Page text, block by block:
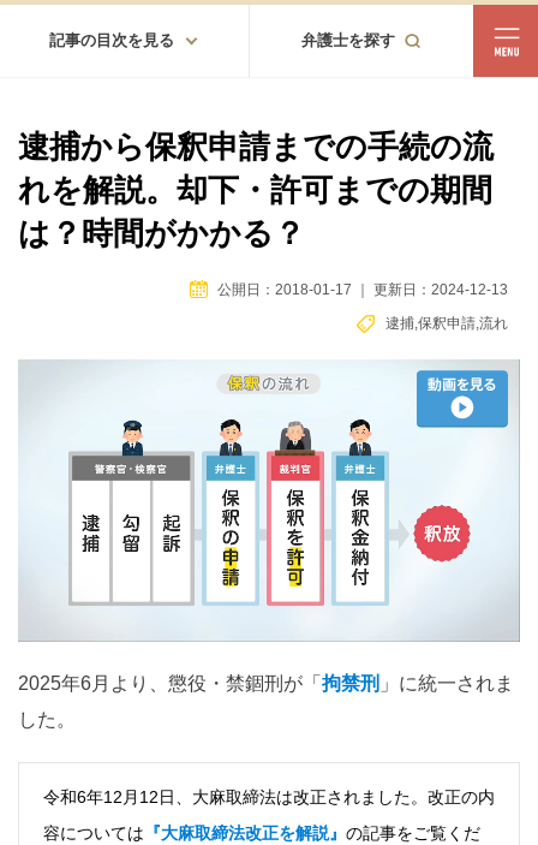
記事の目次を見る 弁護士を探す
都道府県から探す
北海道・東北
北海道 青森 岩手 宮城
長野
栃木 埼玉 千葉 東京 神奈川
静岡 愛知 三重
中国
鳥取
逮捕から保釈申請までの手続の流
れを解説。却下・許可までの期間
は？時間がかかる？
公開日：2018-01-17 更新日：2024-12-13
逮捕,保釈申請,流れ
2025年6月より、懲役・禁錮刑が「 拘禁刑 」に統一されま
した。
令和6年12月12日、大麻取締法は改正されました。改正の内
容については 『大麻取締法改正を解説』 の記事をご覧くだ